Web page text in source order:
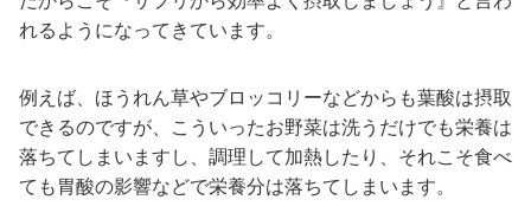
れるようになってきています。
例えば、ほうれん草やブロッコリーなどからも葉酸は摂取
できるのですが、こういったお野菜は洗うだけでも栄養は
落ちてしまいますし、調理して加熱したり、それこそ食べ
ても胃酸の影響などで栄養分は落ちてしまいます。